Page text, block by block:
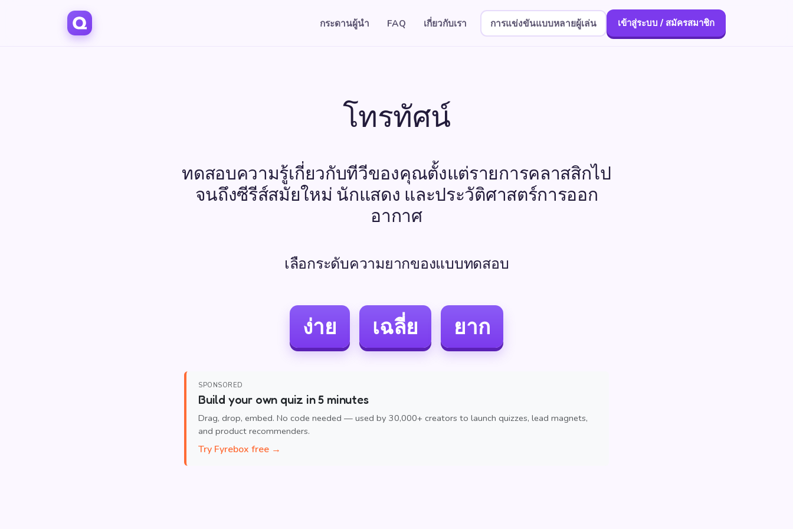
กระดานผู้นำ FAQ เกี่ยวกับเรา การแข่งขันแบบหลายผู้เล่น เข้าสู่ระบบ / สมัครสมาชิก
โทรทัศน์
ทดสอบความรู้เกี่ยวกับทีวีของคุณตั้งแต่รายการคลาสสิกไป
จนถึงซีรีส์สมัยใหม่ นักแสดง และประวัติศาสตร์การออก
อากาศ
เลือกระดับความยากของแบบทดสอบ
ง่าย เฉลี่ย ยาก
SPONSORED
Build your own quiz in 5 minutes
Drag, drop, embed. No code needed — used by 30,000+ creators to launch quizzes, lead magnets,
and product recommenders.
Try Fyrebox free →